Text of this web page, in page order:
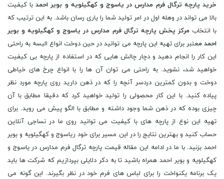
خرید پارچه ترگال فرم مدارس در یاسوج و کهگیلویه و بویر احمدبا کیفیت
بالا می تواند در وهله اول در امر تولید شما را یاری رسان باشد. به این ترتیب که
با انتخاب مرکز پخش پارچه ترگال فرم مدارس در یاسوج و کهگیلویه و بویر
احمد معتبر برای تهیه این پارچه می توانید در حین دوخت انواع البسه به راحتی
این کار را انجام دهید و دچار چالش هایی که در استفاده از پارچه بی کیفیت
خواهید شد، نشوید. به راحتی می توان آن ها را با انواع چرخ های خیاطی
دوخت و بدون کمترین دردسر آنچه را که در ذهن دارید روی پارچه مورد نظر
پیاده کنید. با این کار محصولی را تولید خواهید کرد که دقیقا مطابق با آن
چیزی بوده که در ذهن شما وجود داشته و مطابق با الگو پیش می روید. برای
تهیه این نوع از پارچه های با کیفیت می توانید روی ما در نساجی آنلاین
حساب کنید و بهترین نتایج را در این مسیر برای خود ریاسوج و کهگیلویه و بویر
احمد بزنید. با ما در ادامه این مقاله قیمت پارچه ترگال فرم مدارس در یاسوج و
کهگیلویه و بویر احمد همراه باشید تا به دکر دلایلی بپردازیم که شرکت ها باید
یک برنامه یکنواخت را برای لباس های فرم خود در نظر بگیرند. این گونه می